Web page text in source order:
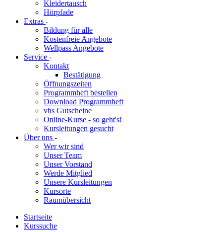
Kleidertausch
Hörpfade
Extras -
Bildung für alle
Kostenfreie Angebote
Wellpass Angebote
Service -
Kontakt
Bestätigung
Öffnungszeiten
Programmheft bestellen
Download Programmheft
vhs Gutscheine
Online-Kurse - so geht's!
Kursleitungen gesucht
Über uns -
Wer wir sind
Unser Team
Unser Vorstand
Werde Mitglied
Unsere Kursleitungen
Kursorte
Raumübersicht
Startseite
Kurssuche